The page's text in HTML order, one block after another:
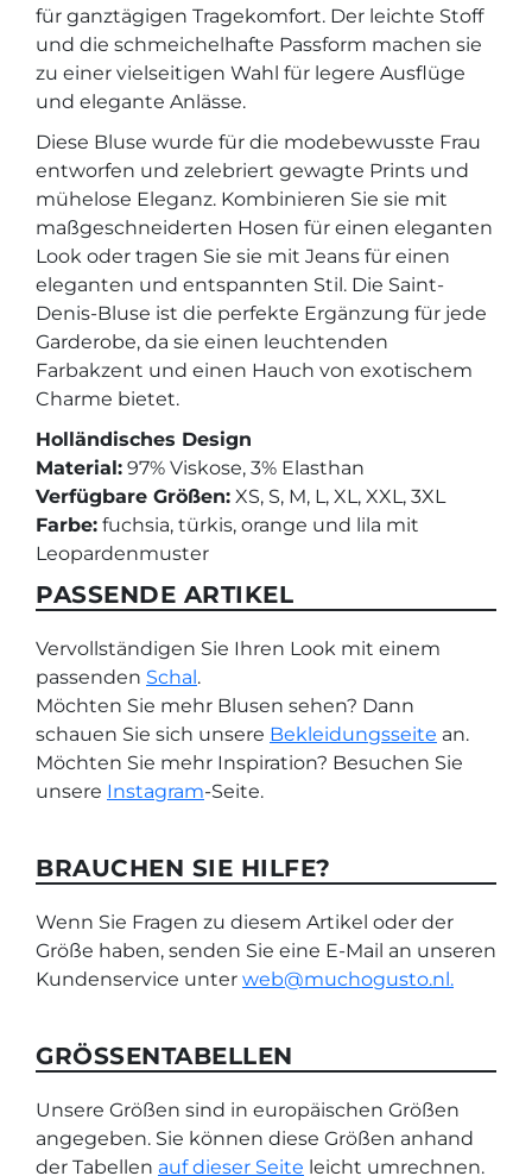
für ganztägigen Tragekomfort. Der leichte Stoff
und die schmeichelhafte Passform machen sie
zu einer vielseitigen Wahl für legere Ausflüge
und elegante Anlässe.
Diese Bluse wurde für die modebewusste Frau
entworfen und zelebriert gewagte Prints und
mühelose Eleganz. Kombinieren Sie sie mit
maßgeschneiderten Hosen für einen eleganten
Look oder tragen Sie sie mit Jeans für einen
eleganten und entspannten Stil. Die Saint-
Denis-Bluse ist die perfekte Ergänzung für jede
Garderobe, da sie einen leuchtenden
Farbakzent und einen Hauch von exotischem
Charme bietet.
Holländisches Design
Material: 97% Viskose, 3% Elasthan
Verfügbare Größen: XS, S, M, L, XL, XXL, 3XL
Farbe: fuchsia, türkis, orange und lila mit
Leopardenmuster
PASSENDE ARTIKEL
Vervollständigen Sie Ihren Look mit einem
passenden Schal.
Möchten Sie mehr Blusen sehen? Dann
schauen Sie sich unsere Bekleidungsseite an.
Möchten Sie mehr Inspiration? Besuchen Sie
unsere Instagram-Seite.
BRAUCHEN SIE HILFE?
Wenn Sie Fragen zu diesem Artikel oder der
Größe haben, senden Sie eine E-Mail an unseren
Kundenservice unter web@muchogusto.nl.
GRÖSSENTABELLEN
Unsere Größen sind in europäischen Größen
angegeben. Sie können diese Größen anhand
der Tabellen auf dieser Seite leicht umrechnen.